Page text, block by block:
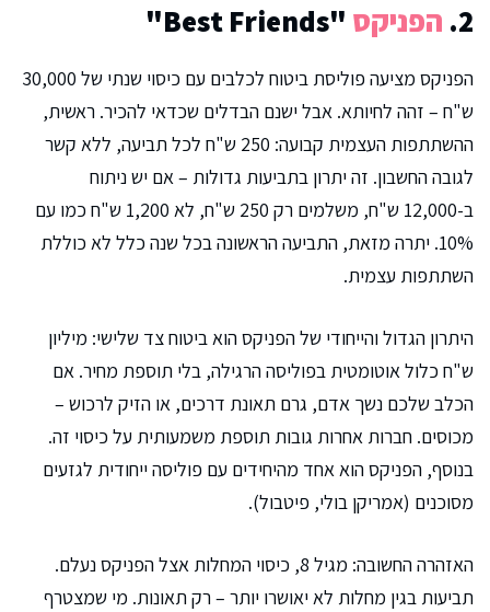
2. הפניקס "Best Friends"
הפניקס מציעה פוליסת ביטוח לכלבים עם כיסוי שנתי של 30,000
ש"ח – זהה לחיותא. אבל ישנם הבדלים שכדאי להכיר. ראשית,
ההשתתפות העצמית קבועה: 250 ש"ח לכל תביעה, ללא קשר
לגובה החשבון. זה יתרון בתביעות גדולות – אם יש ניתוח
ב-12,000 ש"ח, משלמים רק 250 ש"ח, לא 1,200 ש"ח כמו עם
10%. יתרה מזאת, התביעה הראשונה בכל שנה כלל לא כוללת
השתתפות עצמית.
היתרון הגדול והייחודי של הפניקס הוא ביטוח צד שלישי: מיליון
ש"ח כלול אוטומטית בפוליסה הרגילה, בלי תוספת מחיר. אם
הכלב שלכם נשך אדם, גרם תאונת דרכים, או הזיק לרכוש –
מכוסים. חברות אחרות גובות תוספת משמעותית על כיסוי זה.
בנוסף, הפניקס הוא אחד מהיחידים עם פוליסה ייחודית לגזעים
מסוכנים (אמריקן בולי, פיטבול).
האזהרה החשובה: מגיל 8, כיסוי המחלות אצל הפניקס נעלם.
תביעות בגין מחלות לא יאושרו יותר – רק תאונות. מי שמצטרף